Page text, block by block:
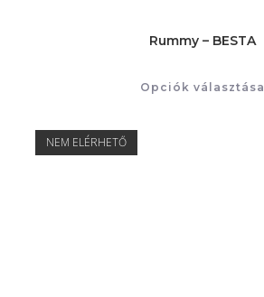
Rummy – BESTA
Opciók választása
NEM ELÉRHETŐ